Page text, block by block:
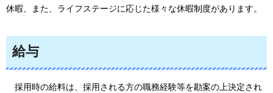
休暇、また、ライフステージに応じた様々な休暇制度があります。
給与
採用時の給料は、採用される方の職務経験等を勘案の上決定され